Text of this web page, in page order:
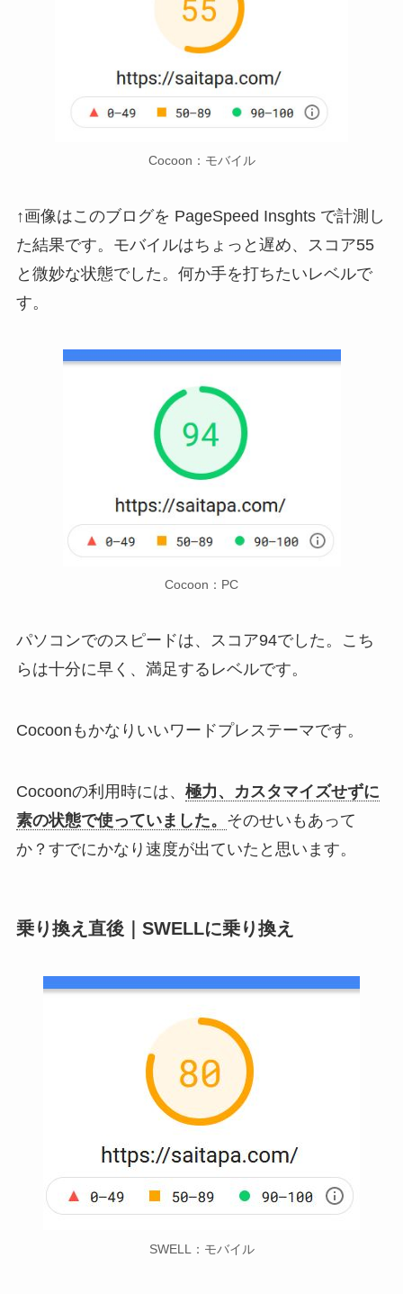
Cocoon：モバイル
↑画像はこのブログを PageSpeed Insghts で計測し
た結果です。モバイルはちょっと遅め、スコア55
と微妙な状態でした。何か手を打ちたいレベルで
す。
Cocoon：PC
パソコンでのスピードは、スコア94でした。こち
らは十分に早く、満足するレベルです。
Cocoonもかなりいいワードプレステーマです。
Cocoonの利用時には、 極力、カスタマイズせずに
素の状態で使っていました。 そのせいもあって
か？すでにかなり速度が出ていたと思います。
乗り換え直後｜SWELLに乗り換え
SWELL：モバイル